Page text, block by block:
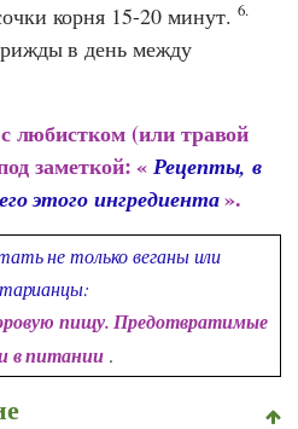
корня 15-20 минут. 6.
в день между
любистком (или травой
заметкой: «Рецепты, в
этого ингредиента».
не только веганы или
пищу. Предотвратимые
в питании .